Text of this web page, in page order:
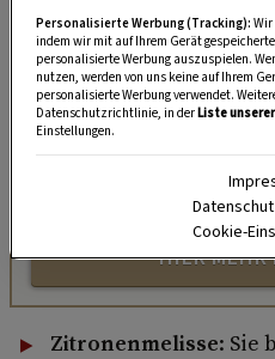
„Servus Garten“
Nutzen Sie WhatsApp auf
dem Balkon, der Terrasse
unserem kostenlosen
Tipps und Tricks für Garten,
HIER MEHR
Zitronenmelisse: Sie
Personalisierte Werbung (Tracking): Wir
indem wir mit auf Ihrem Gerät
personalisierte Werbung auszuspielen.
nutzen, werden von uns keine auf Ihrem
personalisierte Werbung verwendet.
Datenschutzrichtlinie, in derListe
Einstellungen.
Cookie-